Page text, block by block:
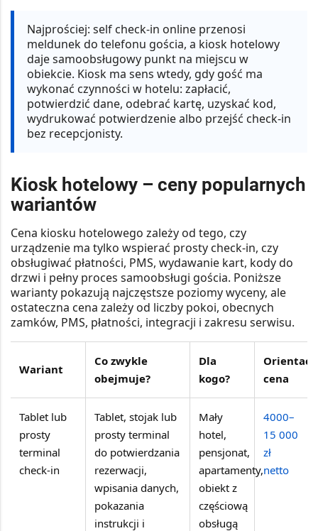
Najprościej: self check-in online przenosi
meldunek do telefonu gościa, a kiosk hotelowy
daje samoobsługowy punkt na miejscu w
obiekcie. Kiosk ma sens wtedy, gdy gość ma
wykonać czynności w hotelu: zapłacić,
potwierdzić dane, odebrać kartę, uzyskać kod,
wydrukować potwierdzenie albo przejść check-in
bez recepcjonisty.
Kiosk hotelowy – ceny popularnych
wariantów
Cena kiosku hotelowego zależy od tego, czy
urządzenie ma tylko wspierać prosty check-in, czy
obsługiwać płatności, PMS, wydawanie kart, kody do
drzwi i pełny proces samoobsługi gościa. Poniższe
warianty pokazują najczęstsze poziomy wyceny, ale
ostateczna cena zależy od liczby pokoi, obecnych
zamków, PMS, płatności, integracji i zakresu serwisu.
Wariant
Co zwykle
obejmuje?
Dla
kogo?
cena
Tablet lub
prosty
terminal
check-in
Tablet, stojak lub
prosty terminal
do potwierdzania
rezerwacji,
wpisania danych,
pokazania
instrukcji i
Mały
hotel,
pensjonat,
apartamenty,
obiekt z
częściową
obsługą
4000–
15 000
zł
netto